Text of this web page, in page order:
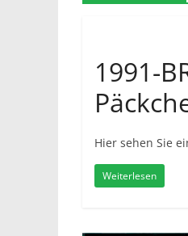
1991-
Hier sehen Sie
Weiterlesen